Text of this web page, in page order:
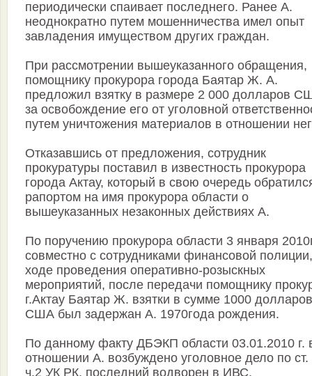
периодически спаивает последнего. Ранее А.
неоднократно путем мошенничества имел опыт
завладения имуществом других граждан.
При рассмотрении вышеуказанного обращения,
помощнику прокурора города Баятар Ж. А.
предложил взятку в размере 2 000 долларов
за освобождение его от уголовной
путем уничтожения материалов в отношении
Отказавшись от предложения, сотрудник
прокуратуры поставил в известность прокурора
города Актау, который в свою очередь
рапортом на имя прокурора области о
вышеуказанных незаконных действиях А.
По поручению прокурора области 3 января
совместно с сотрудниками финансовой
ходе проведения оперативно-розыскных
мероприятий, после передачи помощнику
г.Актау Баятар Ж. взятки в сумме 1000 долларов
США был задержан А. 1970года рождения.
По данному факту ДБЭКП области 03.01.2010 г.
отношении А. возбуждено уголовное дело по ст.
ч.2 УК РК, последний водворен в ИВС.